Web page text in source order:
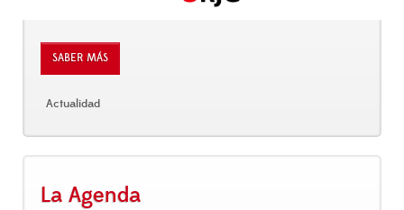
SABER MÁS
Actualidad
La Agenda